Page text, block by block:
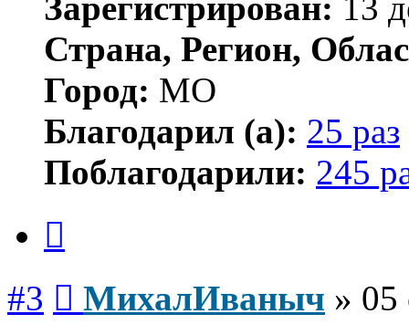
Страна, Регион,
Город: МО
Благодарил (а): 25 раз
Поблагодарили: 245
#3 МихалИваныч » 05